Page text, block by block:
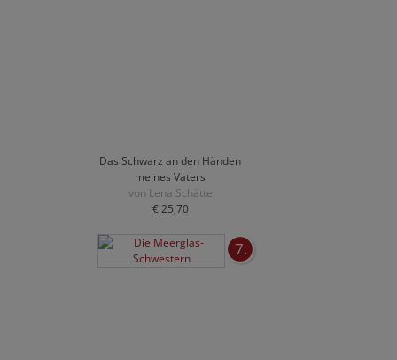
Das Schwarz an den Händen
meines Vaters
von Lena Schätte
€ 25,70
7.